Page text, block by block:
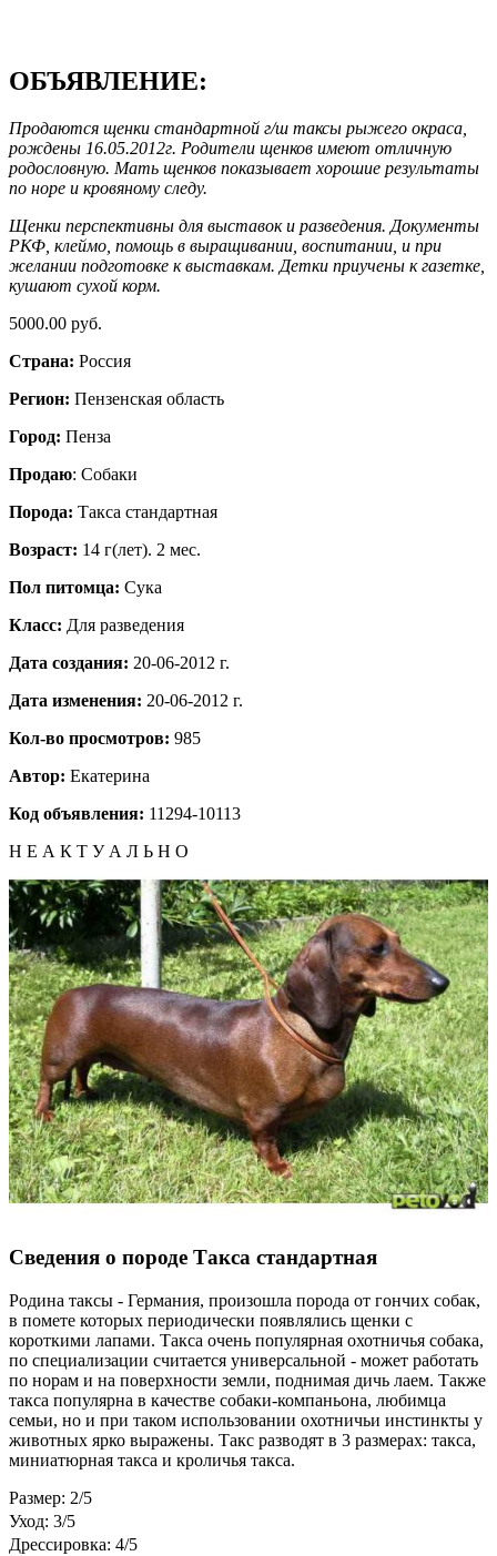
ОБЪЯВЛЕНИЕ:
Продаются щенки стандартной г/ш таксы рыжего окраса,
рождены 16.05.2012г. Родители щенков имеют отличную
родословную. Мать щенков показывает хорошие результаты
по норе и кровяному следу.
Щенки перспективны для выставок и разведения. Документы
РКФ, клеймо, помощь в выращивании, воспитании, и при
желании подготовке к выставкам. Детки приучены к газетке,
кушают сухой корм.
5000.00 руб.
Страна: Россия
Регион: Пензенская область
Город: Пенза
Продаю: Собаки
Порода: Такса стандартная
Возраст: 14 г(лет). 2 мес.
Пол питомца: Сука
Класс: Для разведения
Дата создания: 20-06-2012 г.
Дата изменения: 20-06-2012 г.
Кол-во просмотров: 985
Автор: Екатерина
Код объявления: 11294-10113
Н Е А К Т У А Л Ь Н О
Сведения о породе Такса стандартная
Родина таксы - Германия, произошла порода от гончих собак,
в помете которых периодически появлялись щенки с
короткими лапами. Такса очень популярная охотничья собака,
по специализации считается универсальной - может работать
по норам и на поверхности земли, поднимая дичь лаем. Также
такса популярна в качестве собаки-компаньона, любимца
семьи, но и при таком использовании охотничьи инстинкты у
животных ярко выражены. Такс разводят в 3 размерах: такса,
миниатюрная такса и кроличья такса.
Размер: 2/5
Уход: 3/5
Дрессировка: 4/5